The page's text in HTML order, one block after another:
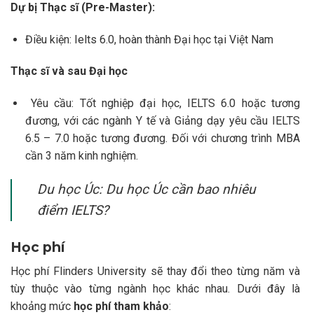
Dự bị Thạc sĩ (Pre-Master):
Điều kiện: Ielts 6.0, hoàn thành Đại học tại Việt Nam
Thạc sĩ và sau Đại học
Yêu cầu: Tốt nghiệp đại học, IELTS 6.0 hoặc tương
đương, với các ngành Y tế và Giảng dạy yêu cầu IELTS
6.5 – 7.0 hoặc tương đương. Đối với chương trình MBA
cần 3 năm kinh nghiệm.
Du học Úc: Du học Úc cần bao nhiêu
điểm IELTS?
Học phí
Học phí Flinders University sẽ thay đổi theo từng năm và
tùy thuộc vào từng ngành học khác nhau. Dưới đây là
khoảng mức học phí tham khảo: